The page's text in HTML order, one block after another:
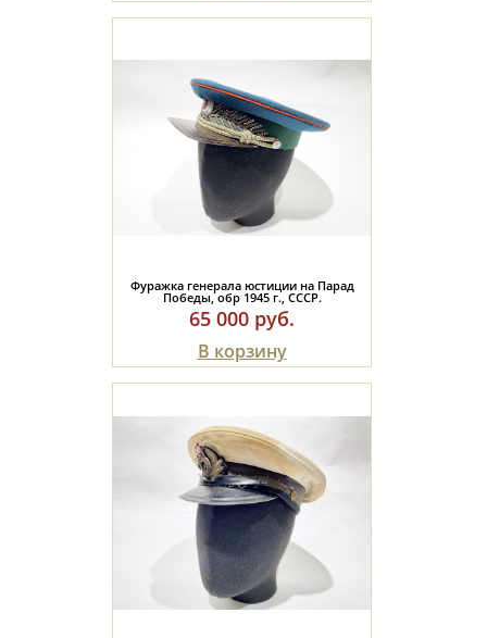
Фуражка генерала юстиции на Парад
Победы, обр 1945 г., СССР.
65 000 руб.
В корзину